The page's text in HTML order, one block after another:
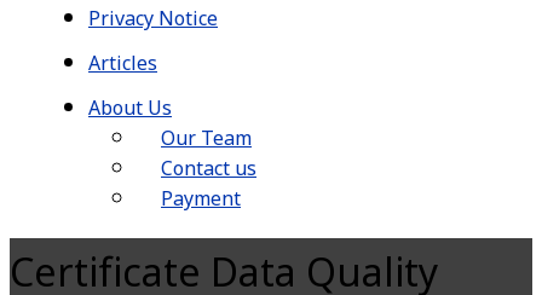
Privacy Notice
Articles
About Us
Our Team
Contact us
Payment
Certificate Data Quality